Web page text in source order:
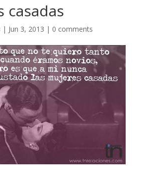
casadas
| Jun 3, 2013 | 0 comments